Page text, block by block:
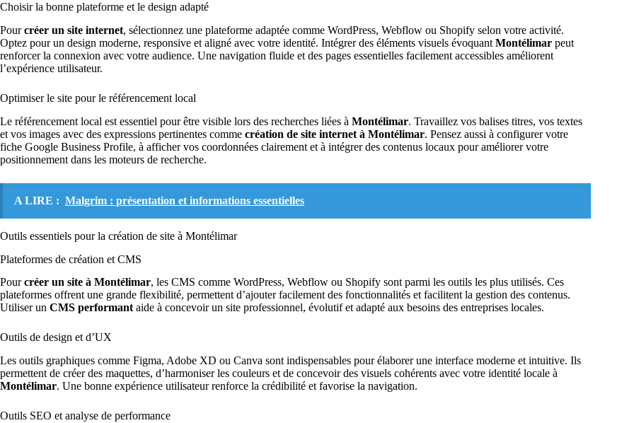
Choisir la bonne plateforme et le design adapté
Pourcréer un site internet, sélectionnez une plateforme adaptée comme WordPress, Webflow ou Shopify selon votre activité.
Optez pour un design moderne, responsive et aligné avec votre identité. Intégrer des éléments visuels évoquant Montélimar peut
renforcer la connexion avec votre audience. Une navigation fluide et des pages essentielles facilement accessibles améliorent
l’expérience utilisateur.
Optimiser le site pour le référencement local
Le référencement local est essentiel pour être visible lors des recherches liées à Montélimar. Travaillez vos balises titres, vos textes
et vos images avec des expressions pertinentes comme création de site internet à Montélimar. Pensez aussi à configurer votre
fiche Google Business Profile, à afficher vos coordonnées clairement et à intégrer des contenus locaux pour améliorer votre
positionnement dans les moteurs de recherche.
A LIRE : Malgrim : présentation et informations essentielles
Outils essentiels pour la création de site à Montélimar
Plateformes de création et CMS
Pourcréer un site à Montélimar, les CMS comme WordPress, Webflow ou Shopify sont parmi les outils les plus utilisés. Ces
plateformes offrent une grande flexibilité, permettent d’ajouter facilement des fonctionnalités et facilitent la gestion des contenus.
Utiliser un CMS performantaide à concevoir un site professionnel, évolutif et adapté aux besoins des entreprises locales.
Outils de design et d’UX
Les outils graphiques comme Figma, Adobe XD ou Canva sont indispensables pour élaborer une interface moderne et intuitive. Ils
permettent de créer des maquettes, d’harmoniser les couleurs et de concevoir des visuels cohérents avec votre identité locale à
Montélimar. Une bonne expérience utilisateur renforce la crédibilité et favorise la navigation.
Outils SEO et analyse de performance